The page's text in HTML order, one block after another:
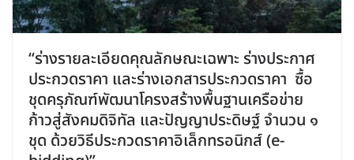
“ร่างรายละเอียดคุณลักษณะเฉพาะ ร่างประกาศ
ประกวดราคา และร่างเอกสารประกวดราคา ซื้อ
ชุดครุภัณฑ์พัฒนาโครงสร้างพื้นฐานเครือข่าย
ก้าวสู่สังคมดิจิทัล และปัญญาประดิษฐ์ จำนวน ๑
ชุด ด้วยวิธีประกวดราคาอิเล็กทรอนิกส์ (e-